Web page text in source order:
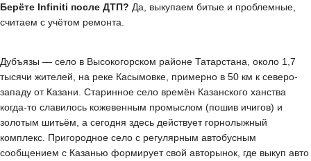
Берёте Infiniti после ДТП? Да, выкупаем битые и проблемные,
считаем с учётом ремонта.
Дубъязы — село в Высокогорском районе Татарстана, около 1,7
тысячи жителей, на реке Касымовке, примерно в 50 км к северо-
западу от Казани. Старинное село времён Казанского ханства
когда-то славилось кожевенным промыслом (пошив ичигов) и
золотым шитьём, а сегодня здесь действует горнолыжный
комплекс. Пригородное село с регулярным автобусным
сообщением с Казанью формирует свой авторынок, где выкуп авто